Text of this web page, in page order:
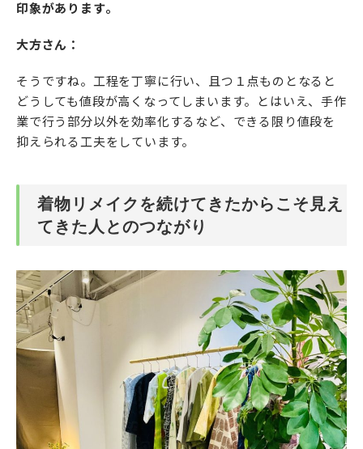
印象があります。
大方さん：
そうですね。工程を丁寧に行い、且つ１点ものとなると
どうしても値段が高くなってしまいます。とはいえ、手作
業で行う部分以外を効率化するなど、できる限り値段を
抑えられる工夫をしています。
着物リメイクを続けてきたからこそ見え
てきた人とのつながり